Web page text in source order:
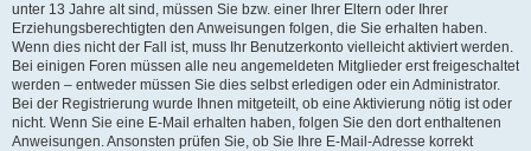
unter 13 Jahre alt sind, müssen Sie bzw. einer Ihrer Eltern oder Ihrer
Erziehungsberechtigten den Anweisungen folgen, die Sie erhalten haben.
Wenn dies nicht der Fall ist, muss Ihr Benutzerkonto vielleicht aktiviert werden.
Bei einigen Foren müssen alle neu angemeldeten Mitglieder erst freigeschaltet
werden – entweder müssen Sie dies selbst erledigen oder ein Administrator.
Bei der Registrierung wurde Ihnen mitgeteilt, ob eine Aktivierung nötig ist oder
nicht. Wenn Sie eine E-Mail erhalten haben, folgen Sie den dort enthaltenen
Anweisungen. Ansonsten prüfen Sie, ob Sie Ihre E-Mail-Adresse korrekt